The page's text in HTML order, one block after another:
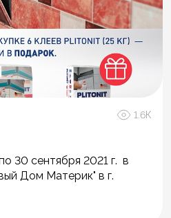
1.6К
30 сентября 2021 г. в
Дом Материк" в г.